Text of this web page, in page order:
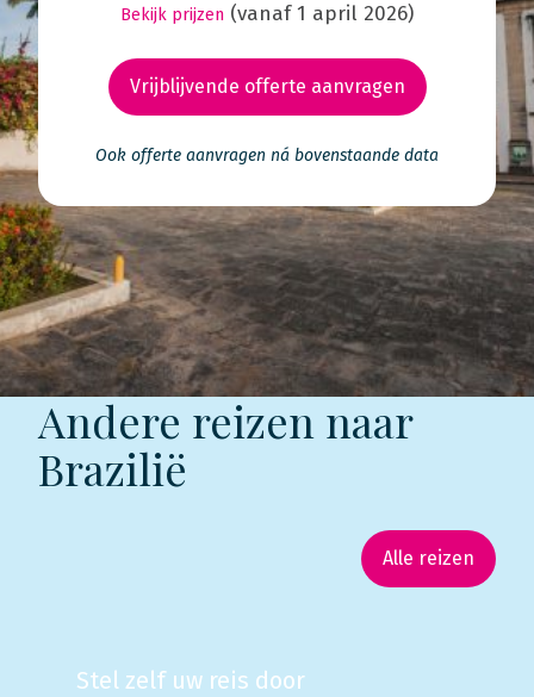
Bekijk prijzen (vanaf 1 april 2026)
Vrijblijvende offerte aanvragen
Ook offerte aanvragen ná bovenstaande data
Andere reizen naar
Brazilië
Alle reizen
Stel zelf uw reis door